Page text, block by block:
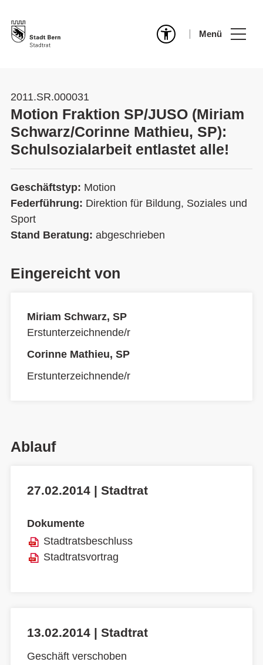
Menü
2011.SR.000031
Motion Fraktion SP/JUSO (Miriam
Schwarz/Corinne Mathieu, SP):
Schulsozialarbeit entlastet alle!
Geschäftstyp: Motion
Federführung: Direktion für Bildung, Soziales und
Sport
Stand Beratung: abgeschrieben
Eingereicht von
Miriam Schwarz, SP
Erstunterzeichnende/r
Corinne Mathieu, SP
Erstunterzeichnende/r
Ablauf
27.02.2014 | Stadtrat
Dokumente
Stadtratsbeschluss
Stadtratsvortrag
13.02.2014 | Stadtrat
Geschäft verschoben